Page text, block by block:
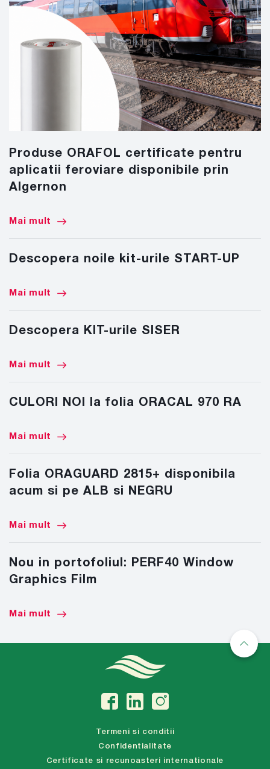
Produse ORAFOL certificate pentru
aplicatii feroviare disponibile prin
Algernon
Mai mult
Descopera noile kit-urile START-UP
Mai mult
Descopera KIT-urile SISER
Mai mult
CULORI NOI la folia ORACAL 970 RA
Mai mult
Folia ORAGUARD 2815+ disponibila
acum si pe ALB si NEGRU
Mai mult
Nou in portofoliul: PERF40 Window
Graphics Film
Mai mult
Termeni si conditii
Confidentialitate
Certificate si recunoasteri internationale